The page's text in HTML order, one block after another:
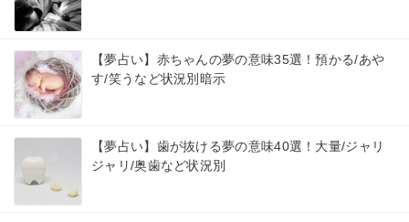
【夢占い】赤ちゃんの夢の意味35選！預かる/あや
す/笑うなど状況別暗示
【夢占い】歯が抜ける夢の意味40選！大量/ジャリ
ジャリ/奥歯など状況別